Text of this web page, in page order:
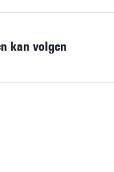
kan volgen